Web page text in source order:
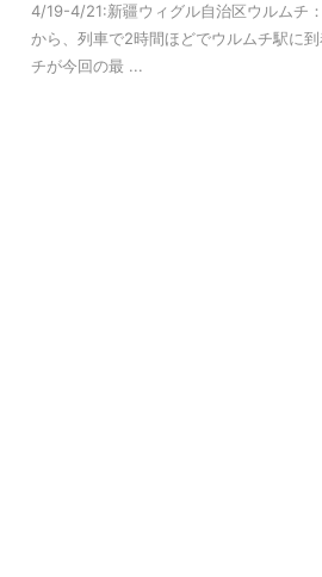
4/19-4/21:新疆ウィグル自治区ウルムチ
から、列車で2時間ほどでウルムチ駅に
チが今回の最 ...